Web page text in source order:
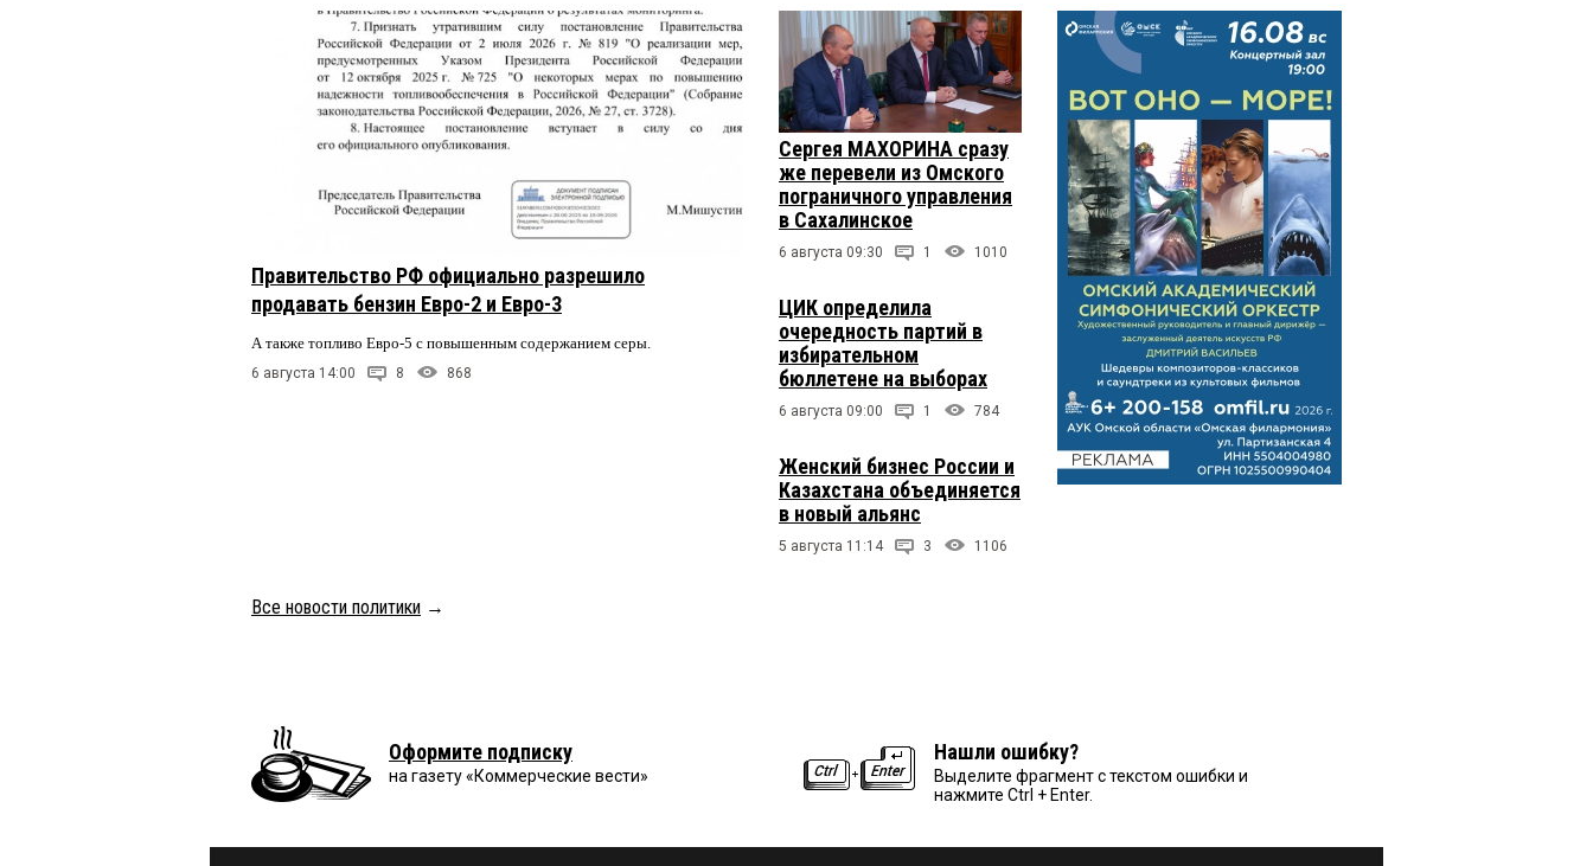
Правительство РФ официально разрешило
продавать бензин Евро-2 и Евро-3
А также топливо Евро-5 с повышенным содержанием серы.
6 августа 14:00 8 868
Сергея МАХОРИНА сразу
же перевели из Омского
пограничного управления
в Сахалинское
6 августа 09:30 1 1010
ЦИК определила
очередность партий в
избирательном
бюллетене на выборах
6 августа 09:00 1 784
Женский бизнес России и
Казахстана объединяется
в новый альянс
5 августа 11:14 3 1106
Все новости политики →
Оформите подписку
на газету «Коммерческие вести»
Нашли ошибку?
Выделите фрагмент с текстом ошибки и
нажмите Ctrl + Enter.